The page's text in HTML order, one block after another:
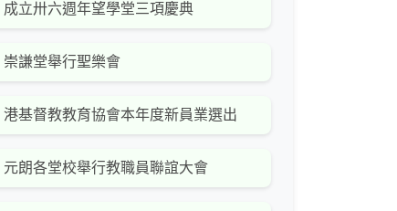
成立卅六週年望學堂三項慶典
崇謙堂舉行聖樂會
港基督教教育協會本年度新員業選出
元朗各堂校舉行教職員聯誼大會